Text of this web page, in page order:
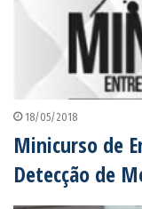
18/05/2018
Minicurso de
Detecção de